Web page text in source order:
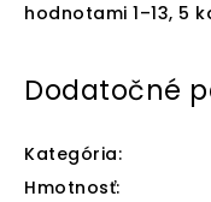
hodnotami 1–13, 5
Dodatočné
Kategória:
Hmotnosť: